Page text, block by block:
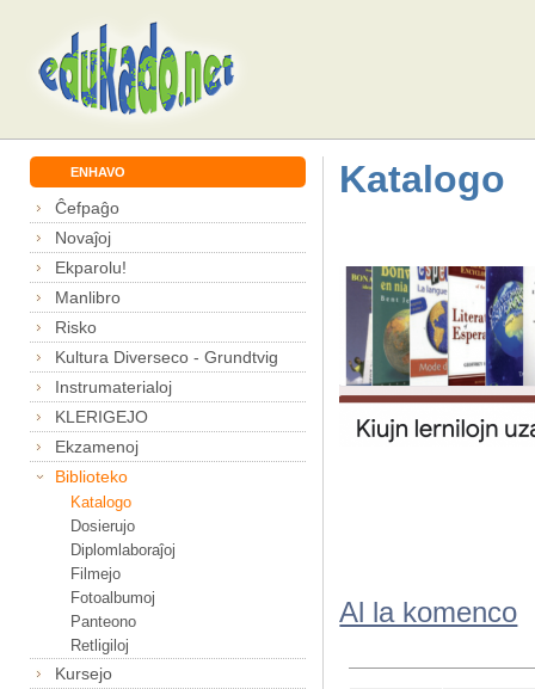
ENHAVO
Ĉefpaĝo
Novaĵoj
Ekparolu!
Manlibro
Risko
Kultura Diverseco - Grundtvig
Instrumaterialoj
KLERIGEJO
Ekzamenoj
Biblioteko
Katalogo
Dosierujo
Diplomlaboraĵoj
Filmejo
Fotoalbumoj
Panteono
Retligiloj
Kursejo
Katalogo
Al la komenco